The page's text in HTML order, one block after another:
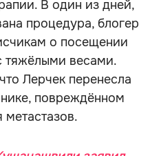
В один из дней,
процедура, блогер
о посещении
тяжёлыми весами.
Лерчек перенесла
повреждённом
метастазов.